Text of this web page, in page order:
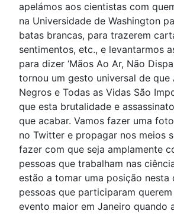
apelámos aos cientistas com
na Universidade de Washington
batas brancas, para trazerem
sentimentos, etc., e levantarmos
para dizer ‘Mãos Ao Ar, Não
tornou um gesto universal de que
Negros e Todas as Vidas São
que esta brutalidade e
que acabar. Vamos fazer uma
no Twitter e propagar nos meios
fazer com que seja amplamente
pessoas que trabalham nas
estão a tomar uma posição nesta
pessoas que participaram
evento maior em Janeiro quando